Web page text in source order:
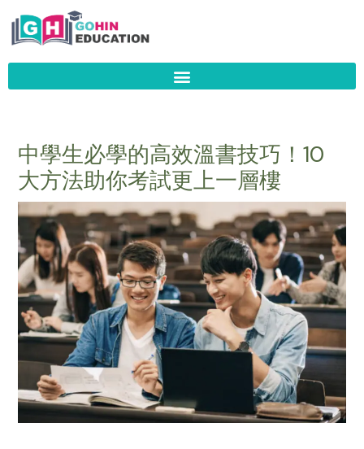
Skip
中學生必學的高效溫書技巧！10
大方法助你考試更上一層樓